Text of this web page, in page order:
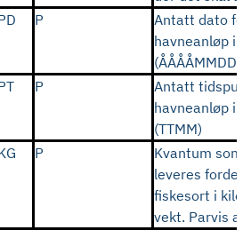
P
Antatt dato for
havneanløp i
(ÅÅÅÅMMDD)
P
Antatt
havneanløp i
(TTMM)
P
Kvantum som
leveres fordelt
fiskesort i kilo
vekt. Parvis